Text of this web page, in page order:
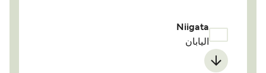
Niigata
اليابان